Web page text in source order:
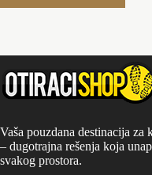
Vaša pouzdana destinacija
– dugotrajna rešenja koja
svakog prostora.